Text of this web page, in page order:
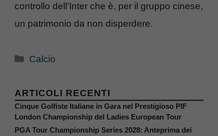
controllo dell’Inter che è, per il gruppo cinese,
un patrimonio da non disperdere.
Categorie
Calcio
ARTICOLI RECENTI
Cinque Golfiste Italiane in Gara nel Prestigioso PIF
London Championship del Ladies European Tour
PGA Tour Championship Series 2028: Anteprima dei